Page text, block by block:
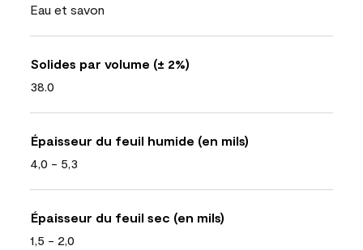
Eau et savon
Solides par volume (± 2%)
38.0
Épaisseur du feuil humide (en mils)
4,0 - 5,3
Épaisseur du feuil sec (en mils)
1,5 - 2,0